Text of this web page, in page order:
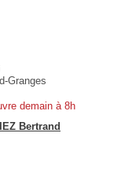
Granges
demain à 8h
Bertrand